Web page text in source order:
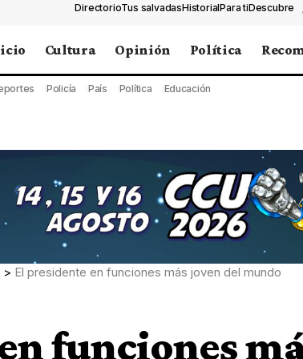
DirectorioTus salvadasHistorialPara tiDescubre
Cultura Opinión Política
Policía País Política Educación
> El presidente en funciones más joven del mundo
funciones